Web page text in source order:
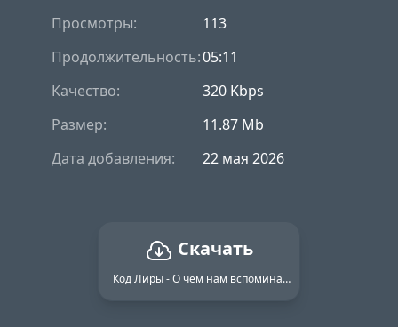
Просмотры:
113
Продолжительность:05:11
Качество:
320 Kbps
Размер:
11.87 Mb
Дата добавления:
22 мая 2026
Скачать
Код Лиры - О чём нам вспоминать